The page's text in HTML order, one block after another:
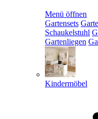
Menü öffnen
Gartensets
Schaukelstuhl
Gartenliegen
Kindermöbel